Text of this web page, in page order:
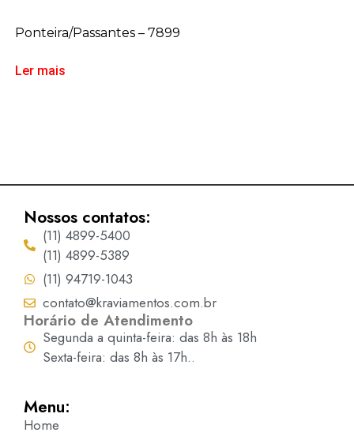
Ponteira/Passantes – 7899
Ler mais
Nossos contatos:
(11) 4899-5400
(11) 4899-5389
(11) 94719-1043
contato@kraviamentos.com.br
Horário de Atendimento
Segunda a quinta-feira: das 8h às 18h
Sexta-feira: das 8h às 17h..
Menu:
Home